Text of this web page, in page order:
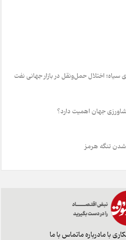
سیاه؛ اختلال حمل‌ونقل در بازار جهانی نفت
جهان اهمیت دارد؟
با مادرباره ماتماس با ما